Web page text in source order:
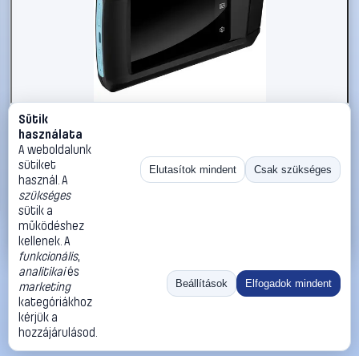
#2866057
Hazet 1992-2 Hőkamera -20 - +400 °C 256 x 192 Pixel 25
Hz Beépített digitális kamera
Hazet
452 990 Ft
Kosárba
«
Ugrás:
Méret:
Rendezés:
©2026
ThermoScope
ÁSZF
Cégbemutató
Sütik
használata
A weboldalunk
sütiket
használ. A
szükséges
sütik a
működéshez
kellenek. A
funkcionális,
analitikaiés
marketing
kategóriákhoz
kérjük a
hozzájárulásod.
Elutasítok mindent Csak szükséges
Beállítások Elfogadok mindent